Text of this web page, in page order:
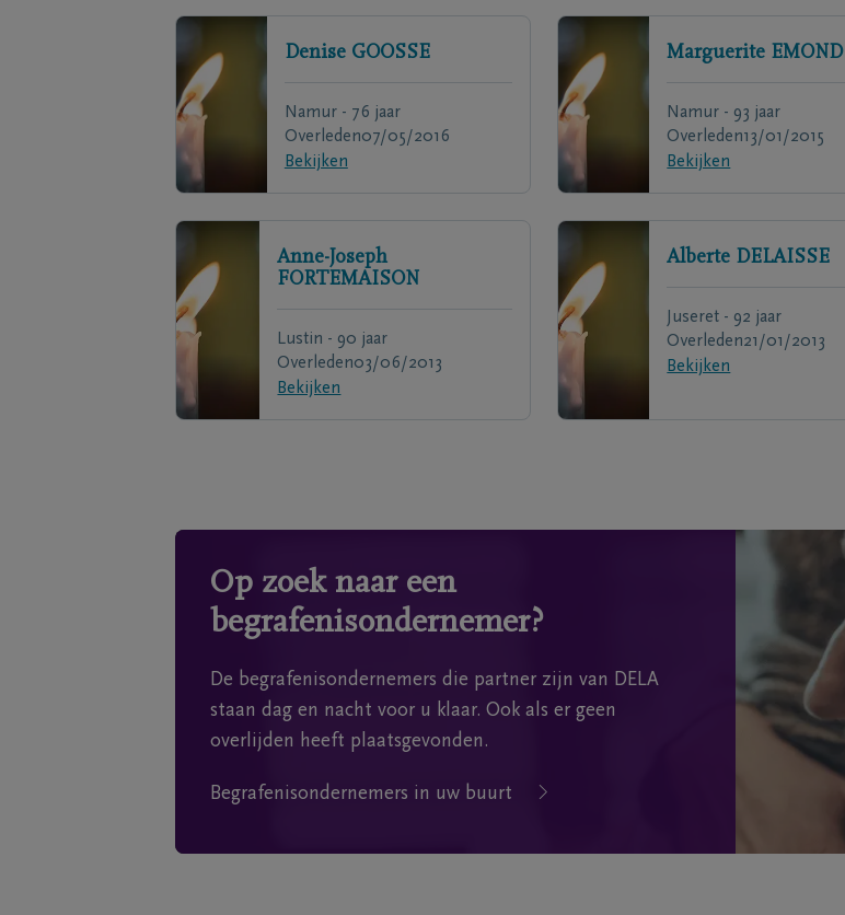
Denise GOOSSE
Namur - 76 jaar
Overleden07/05/2016
Bekijken
Marguerite EMOND
Namur - 93 jaar
Overleden13/01/2015
Bekijken
Anne-Joseph
FORTEMAISON
Lustin - 90 jaar
Overleden03/06/2013
Bekijken
Alberte DELAISSE
Juseret - 92 jaar
Overleden21/01/2013
Bekijken
Op zoek naar een
begrafenisondernemer?
De begrafenisondernemers die partner zijn van DELA
staan dag en nacht voor u klaar. Ook als er geen
overlijden heeft plaatsgevonden.
Begrafenisondernemers in uw buurt